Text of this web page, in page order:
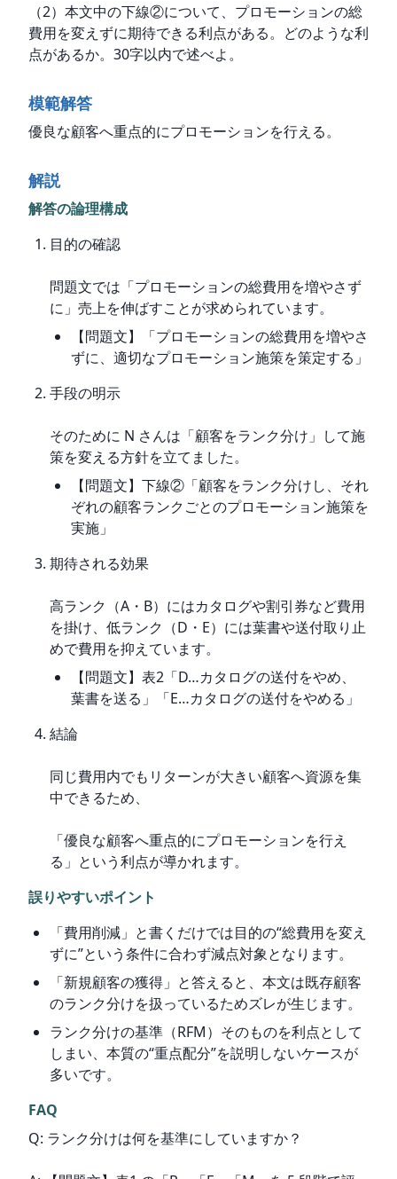
（2）本文中の下線②について、プロモーションの総
費用を変えずに期待できる利点がある。どのような利
点があるか。30字以内で述べよ。
模範解答
優良な顧客へ重点的にプロモーションを行える。
解説
解答の論理構成
目的の確認
問題文では「プロモーションの総費用を増やさず
に」売上を伸ばすことが求められています。
【問題文】「プロモーションの総費用を増やさ
ずに、適切なプロモーション施策を策定する」
手段の明示
そのために N さんは「顧客をランク分け」して施
策を変える方針を立てました。
【問題文】下線②「顧客をランク分けし、それ
ぞれの顧客ランクごとのプロモーション施策を
実施」
期待される効果
高ランク（A・B）にはカタログや割引券など費用
を掛け、低ランク（D・E）には葉書や送付取り止
めで費用を抑えています。
【問題文】表2「D…カタログの送付をやめ、
葉書を送る」「E…カタログの送付をやめる」
結論
同じ費用内でもリターンが大きい顧客へ資源を集
中できるため、
「優良な顧客へ重点的にプロモーションを行え
る」という利点が導かれます。
誤りやすいポイント
「費用削減」と書くだけでは目的の“総費用を変え
ずに”という条件に合わず減点対象となります。
「新規顧客の獲得」と答えると、本文は既存顧客
のランク分けを扱っているためズレが生じます。
ランク分けの基準（RFM）そのものを利点として
しまい、本質の“重点配分”を説明しないケースが
多いです。
FAQ
Q: ランク分けは何を基準にしていますか？